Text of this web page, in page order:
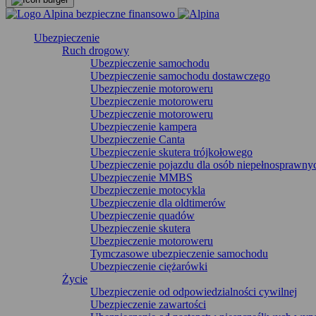
Ubezpieczenie
Ruch drogowy
Ubezpieczenie samochodu
Ubezpieczenie samochodu dostawczego
Ubezpieczenie motoroweru
Ubezpieczenie motoroweru
Ubezpieczenie motoroweru
Ubezpieczenie kampera
Ubezpieczenie Canta
Ubezpieczenie skutera trójkołowego
Ubezpieczenie pojazdu dla osób
Ubezpieczenie MMBS
Ubezpieczenie motocykla
Ubezpieczenie dla oldtimerów
Ubezpieczenie quadów
Ubezpieczenie skutera
Ubezpieczenie motoroweru
Tymczasowe ubezpieczenie samochodu
Ubezpieczenie ciężarówki
Życie
Ubezpieczenie od odpowiedzialności cywilnej
Ubezpieczenie zawartości